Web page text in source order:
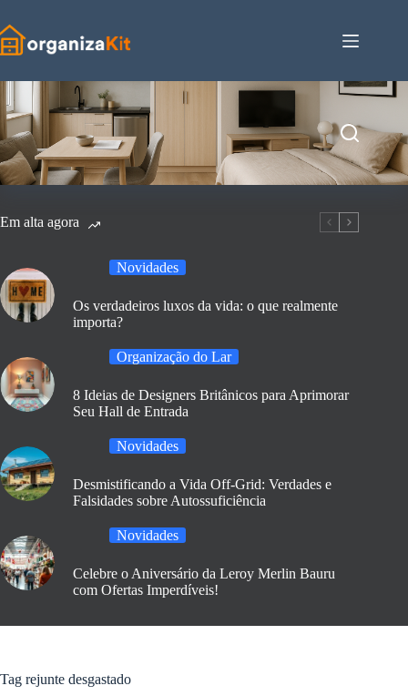
para
o
conteúdo
Em alta agora
Novidades
Os verdadeiros luxos da vida: o que realmente
importa?
Organização do Lar
8 Ideias de Designers Britânicos para Aprimorar
Seu Hall de Entrada
Novidades
Desmistificando a Vida Off-Grid: Verdades e
Falsidades sobre Autossuficiência
Novidades
Celebre o Aniversário da Leroy Merlin Bauru
com Ofertas Imperdíveis!
Tag rejunte desgastado